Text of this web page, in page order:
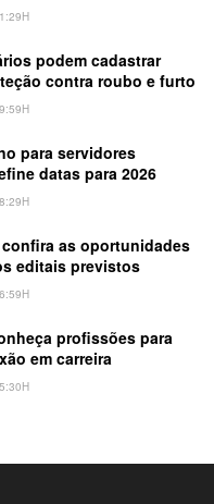
podem cadastrar
contra roubo e furto
para servidores
datas para 2026
as oportunidades
editais previstos
profissões para
em carreira